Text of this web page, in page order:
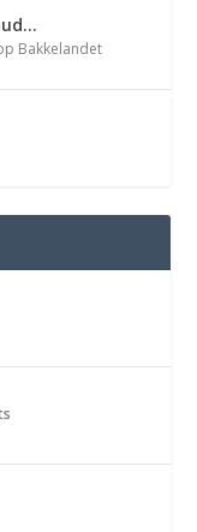
Bakkelandet